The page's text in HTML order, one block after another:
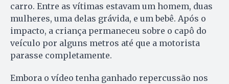
carro. Entre as vítimas estavam um homem, duas
mulheres, uma delas grávida, e um bebê. Após o
impacto, a criança permaneceu sobre o capô do
veículo por alguns metros até que a motorista
parasse completamente.
Embora o vídeo tenha ganhado repercussão nos